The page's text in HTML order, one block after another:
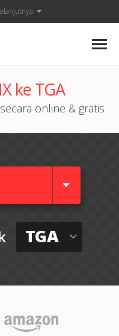
ke TGA
online & gratis
TGA